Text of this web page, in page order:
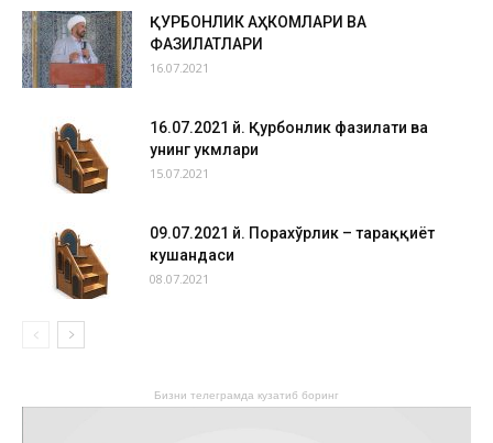
ҚУРБОНЛИК АҲКОМЛАРИ ВА
ФАЗИЛАТЛАРИ
16.07.2021
16.07.2021 й. Қурбонлик фазилати ва
унинг ҳукмлари
15.07.2021
09.07.2021 й. Порахўрлик – тараққиёт
кушандаси
08.07.2021
Бизни телеграмда кузатиб боринг